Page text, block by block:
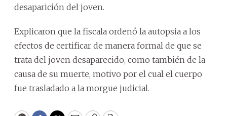
desaparición del joven.
Explicaron que la fiscala ordenó la autopsia a los
efectos de certificar de manera formal de que se
trata del joven desaparecido, como también de la
causa de su muerte, motivo por el cual el cuerpo
fue trasladado a la morgue judicial.